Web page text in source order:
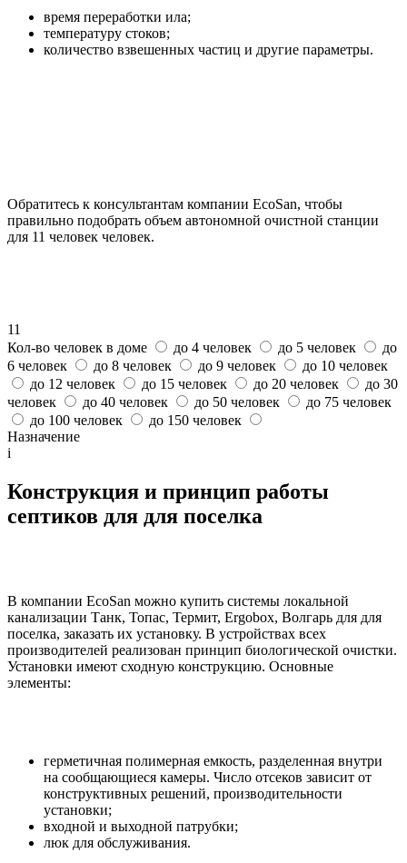
время переработки ила;
температуру стоков;
количество взвешенных частиц и другие параметры.
Обратитесь к консультантам компании EcoSan, чтобы
правильно подобрать объем автономной очистной станции
для 11 человек человек.
11
Кол-во человек в доме
до 4 человек до 5 человек
до
6 человек
до 8 человек до 9 человек
до 10 человек
до 12 человек
до 15 человек до 20 человек
до 30
человек
до 40 человек до 50 человек
до 75 человек
до 100 человек
до 150 человек
Назначение
i
Конструкция и принцип работы
септиков для для поселка
В компании EcoSan можно купить системы локальной
канализации Танк, Топас, Термит, Ergobox, Волгарь для для
поселка, заказать их установку. В устройствах всех
производителей реализован принцип биологической очистки.
Установки имеют сходную конструкцию. Основные
элементы:
герметичная полимерная емкость, разделенная внутри
на сообщающиеся камеры. Число отсеков зависит от
конструктивных решений, производительности
установки;
входной и выходной патрубки;
люк для обслуживания.